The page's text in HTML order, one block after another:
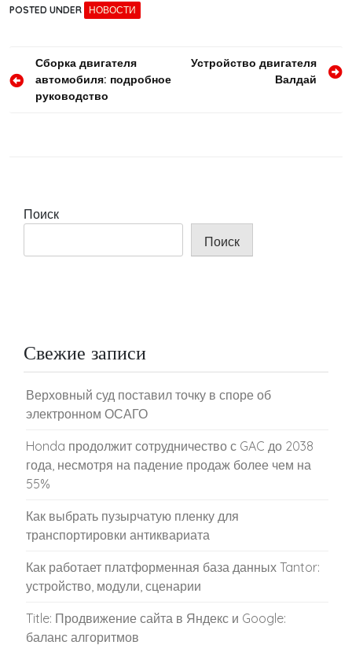
POSTED UNDER НОВОСТИ
Навигация
по
Сборка двигателя
автомобиля: подробное
руководство
Устройство двигателя
Валдай
Поиск
Поиск
Свежие записи
Верховный суд поставил точку в споре об
электронном ОСАГО
Honda продолжит сотрудничество с GAC до 2038
года, несмотря на падение продаж более чем на
55%
Как выбрать пузырчатую пленку для
транспортировки антиквариата
Как работает платформенная база данных Tantor:
устройство, модули, сценарии
Title: Продвижение сайта в Яндекс и Google:
баланс алгоритмов